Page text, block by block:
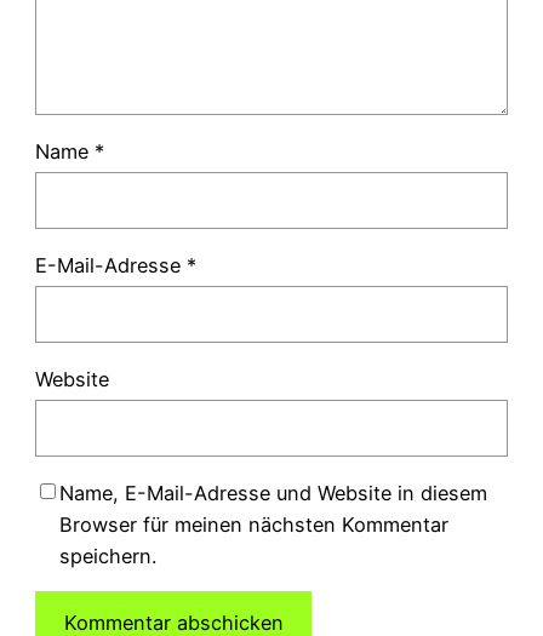
Name *
E-Mail-Adresse *
Website
Name, E-Mail-Adresse und Website in diesem
Browser für meinen nächsten Kommentar
speichern.